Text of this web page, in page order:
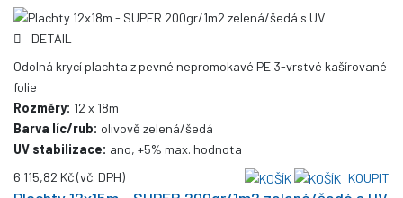
DETAIL
Odolná krycí plachta z pevné nepromokavé PE 3-vrstvé kašírované
folie
Rozměry: 12 x 18m
Barva líc/rub: olivově zelená/šedá
UV stabilizace: ano, +5% max. hodnota
6 115,82 Kč(vč. DPH) KOUPIT